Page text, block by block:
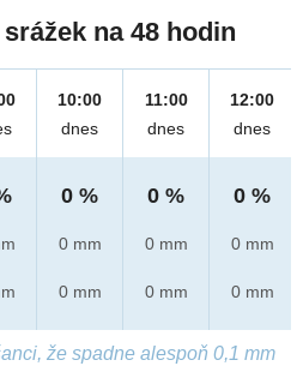
na 48 hodin
10:00
dnes
0 %
0 mm
0 mm
11:00
dnes
0 %
0 mm
0 mm
12:00
dnes
0 %
0 mm
0 mm
že spadne alespoň 0,1 mm